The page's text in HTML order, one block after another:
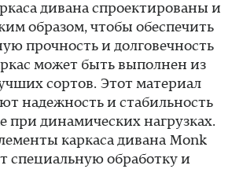
дивана спроектированы и
образом, чтобы обеспечить
прочность и долговечность
может быть выполнен из
сортов. Этот материал
надежность и стабильность
при динамических нагрузках.
каркаса дивана Monk
специальную обработку и